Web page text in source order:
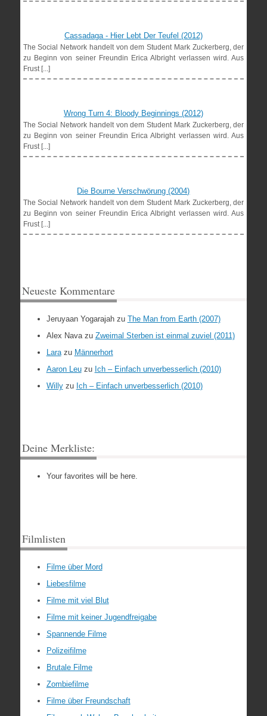
Cassadaga - Hier Lebt Der Teufel (2012)
The Social Network handelt von dem Student Mark Zuckerberg, der
zu Beginn von seiner Freundin Erica Albright verlassen wird. Aus
Frust [...]
Wrong Turn 4: Bloody Beginnings (2012)
The Social Network handelt von dem Student Mark Zuckerberg, der
zu Beginn von seiner Freundin Erica Albright verlassen wird. Aus
Frust [...]
Die Bourne Verschwörung (2004)
The Social Network handelt von dem Student Mark Zuckerberg, der
zu Beginn von seiner Freundin Erica Albright verlassen wird. Aus
Frust [...]
Neueste Kommentare
Jeruyaan Yogarajahzu The Man from Earth (2007)
Alex Navazu Zweimal Sterben ist einmal zuviel (2011)
Larazu Männerhort
Aaron Leuzu Ich – Einfach unverbesserlich (2010)
Willyzu Ich – Einfach unverbesserlich (2010)
Deine Merkliste:
Your favorites will be here.
Filmlisten
Filme über Mord
Liebesfilme
Filme mit viel Blut
Filme mit keiner Jugendfreigabe
Spannende Filme
Polizeifilme
Brutale Filme
Zombiefilme
Filme über Freundschaft